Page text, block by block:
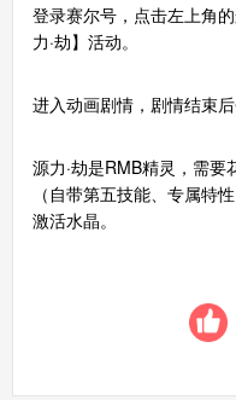
登录赛尔号，点击左上角
力·劫】活动。
进入动画剧情，剧情结束后
源力·劫是RMB精灵，需
（自带第五技能、专属特
激活水晶。